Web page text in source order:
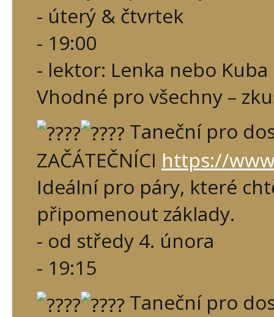
- úterý & čtvrtek
- 19:00
- lektor: Lenka nebo Kuba
Vhodné pro všechny –
Taneční pro
ZAČÁTEČNÍCI https://
Ideální pro páry, které
připomenout základy.
- od středy 4. února
- 19:15
Taneční pro